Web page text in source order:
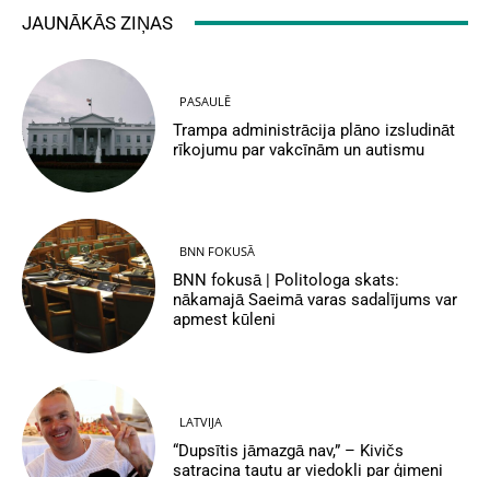
JAUNĀKĀS ZIŅAS
PASAULĒ
Trampa administrācija plāno izsludināt
rīkojumu par vakcīnām un autismu
BNN FOKUSĀ
BNN fokusā | Politologa skats:
nākamajā Saeimā varas sadalījums var
apmest kūleni
LATVIJA
“Dupsītis jāmazgā nav,” – Kivičs
satracina tautu ar viedokli par ģimeni